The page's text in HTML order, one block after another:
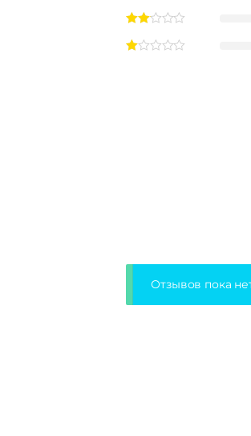
Отзывов пока